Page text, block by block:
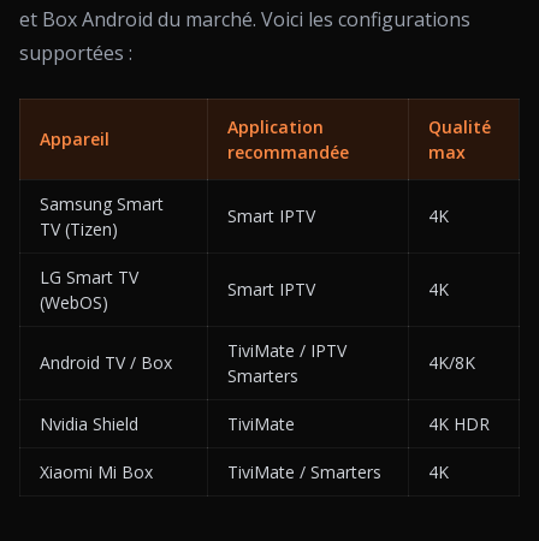
et Box Android du marché. Voici les configurations
supportées :
Appareil
Application
recommandée
Qualité
max
Samsung Smart
TV (Tizen)
Smart IPTV 4K
LG Smart TV
(WebOS)
Smart IPTV 4K
Android TV / Box
TiviMate / IPTV
Smarters
4K/8K
Nvidia Shield TiviMate 4K HDR
Xiaomi Mi Box TiviMate / Smarters 4K